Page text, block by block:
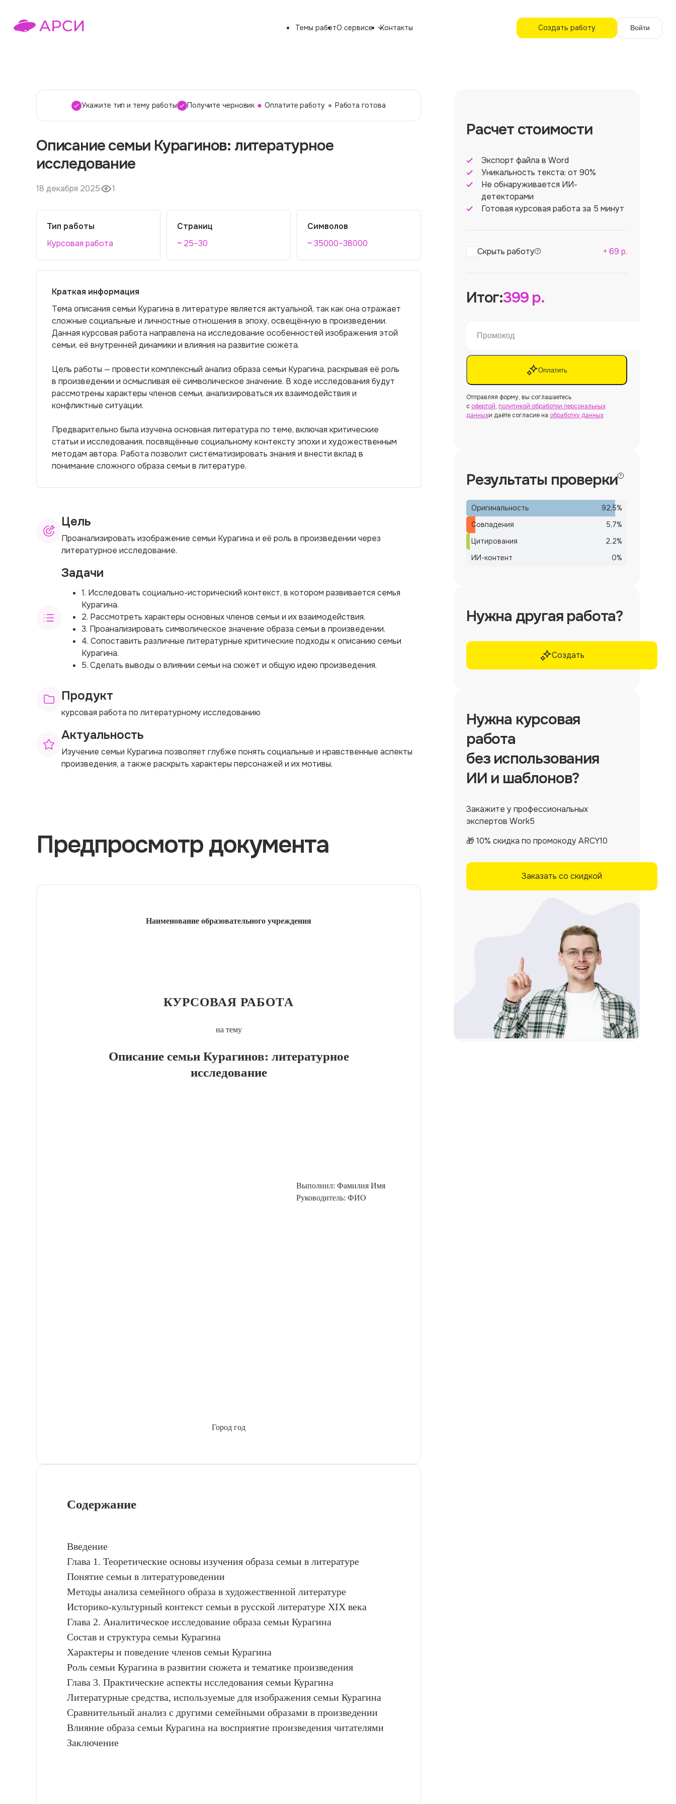
Темы работО сервисе Контакты Создать работу Войти
Укажите тип и тему работы Получите черновик Оплатите работу Работа готова
Описание семьи Курагинов: литературное
исследование
18 декабря 2025 1
Тип работы
Курсовая работа
Страниц
~ 25–30
Символов
~ 35000–38000
Краткая информация
Тема описания семьи Курагина в литературе является актуальной, так как она отражает
сложные социальные и личностные отношения в эпоху, освещённую в произведении.
Данная курсовая работа направлена на исследование особенностей изображения этой
семьи, её внутренней динамики и влияния на развитие сюжета.
Цель работы — провести комплексный анализ образа семьи Курагина, раскрывая её роль
в произведении и осмысливая её символическое значение. В ходе исследования будут
рассмотрены характеры членов семьи, анализироваться их взаимодействия и
конфликтные ситуации.
Предварительно была изучена основная литература по теме, включая критические
статьи и исследования, посвящённые социальному контексту эпохи и художественным
методам автора. Работа позволит систематизировать знания и внести вклад в
понимание сложного образа семьи в литературе.
Цель
Проанализировать изображение семьи Курагина и её роль в произведении через
литературное исследование.
Задачи
1. Исследовать социально-исторический контекст, в котором развивается семья
Курагина.
2. Рассмотреть характеры основных членов семьи и их взаимодействия.
3. Проанализировать символическое значение образа семьи в произведении.
4. Сопоставить различные литературные критические подходы к описанию семьи
Курагина.
5. Сделать выводы о влиянии семьи на сюжет и общую идею произведения.
Продукт
курсовая работа по литературному исследованию
Актуальность
Изучение семьи Курагина позволяет глубже понять социальные и нравственные аспекты
произведения, а также раскрыть характеры персонажей и их мотивы.
Предпросмотр документа
Наименование образовательного учреждения
КУРСОВАЯ РАБОТА
на тему
Описание семьи Курагинов: литературное
исследование
Выполнил: Фамилия Имя
Руководитель: ФИО
Город год
Содержание
Введение
Глава 1. Теоретические основы изучения образа семьи в литературе
Понятие семьи в литературоведении
Методы анализа семейного образа в художественной литературе
Историко-культурный контекст семьи в русской литературе XIX века
Глава 2. Аналитическое исследование образа семьи Курагина
Состав и структура семьи Курагина
Характеры и поведение членов семьи Курагина
Роль семьи Курагина в развитии сюжета и тематике произведения
Глава 3. Практические аспекты исследования семьи Курагина
Литературные средства, используемые для изображения семьи Курагина
Сравнительный анализ с другими семейными образами в произведении
Влияние образа семьи Курагина на восприятие произведения читателями
Заключение
Расчет стоимости
Экспорт файла в Word
Уникальность текста: от 90%
Не обнаруживается ИИ-
детекторами
Готовая курсовая работа за 5 минут
Скрыть работу + 69 р.
Итог:399р.
Оплатить
Отправляя форму, вы соглашаетесь
с офертой, политикой обработки персональных
данныхи даёте согласие на обработку данных
Результаты проверки
Оригинальность 92,5%
Совпадения
5,7%
Цитирования
2,2%
ИИ-контент
0%
Нужна другая работа?
Создать
Нужна курсовая
работа
без использования
ИИ и шаблонов?
Закажите у профессиональных
экспертов Work5
🎁 10% скидка по промокоду ARCY10
Заказать со скидкой